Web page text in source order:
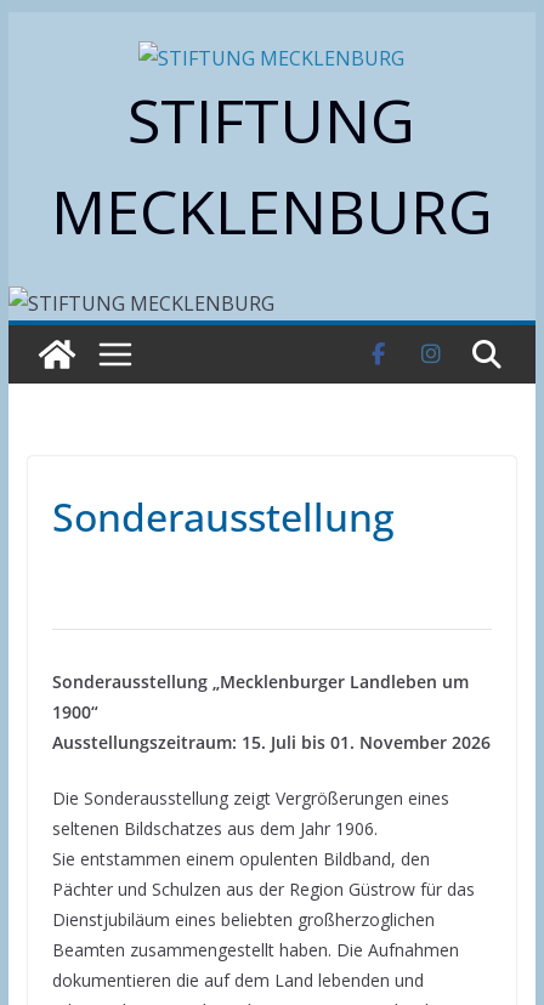
STIFTUNG
MECKLENBURG
Sonderausstellung
Sonderausstellung „Mecklenburger Landleben um
1900“
Ausstellungszeitraum: 15. Juli bis 01. November 2026
Die Sonderausstellung zeigt Vergrößerungen eines
seltenen Bildschatzes aus dem Jahr 1906.
Sie entstammen einem opulenten Bildband, den
Pächter und Schulzen aus der Region Güstrow für das
Dienstjubiläum eines beliebten großherzoglichen
Beamten zusammengestellt haben. Die Aufnahmen
dokumentieren die auf dem Land lebenden und